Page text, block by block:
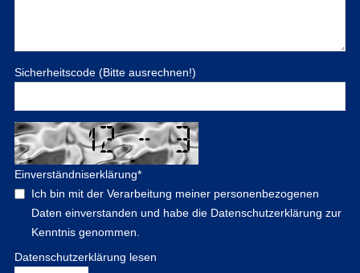
Sicherheitscode (Bitte ausrechnen!)
Einverständniserklärung*
Ich bin mit der Verarbeitung meiner personenbezogenen
Daten einverstanden und habe die Datenschutzerklärung zur
Kenntnis genommen.
Datenschutzerklärung lesen